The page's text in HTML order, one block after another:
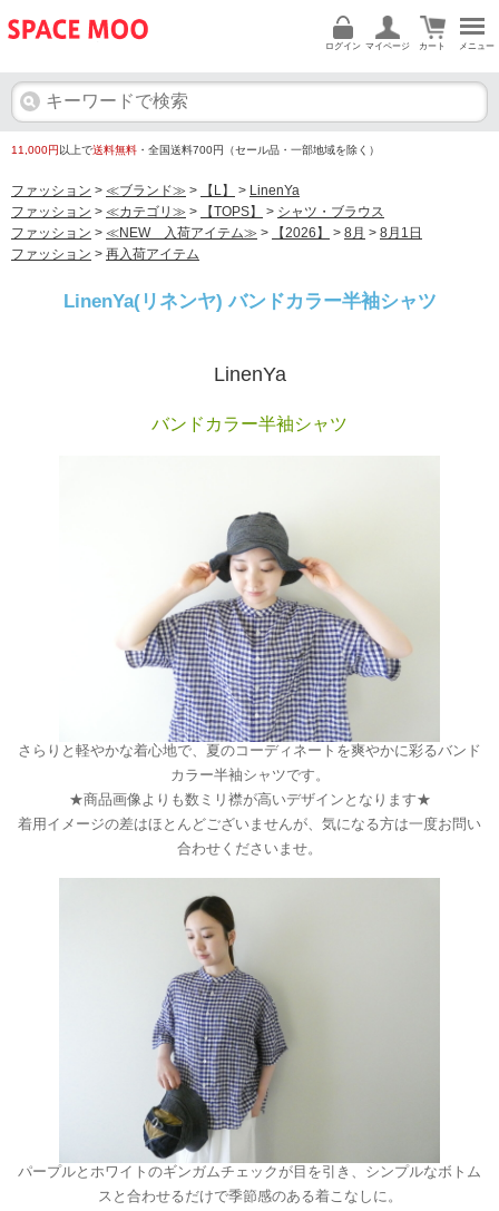
メニュー
カート
マイページ
ログイン
11,000円 以上で送料無料 ・全国送料700円（セール品・一部地域を除く）
ファッション > ≪ブランド≫ > 【L】 > LinenYa
ファッション > ≪カテゴリ≫ > 【TOPS】 > シャツ・ブラウス
ファッション > ≪NEW 入荷アイテム≫ > 【2026】 > 8月 > 8月1日
ファッション > 再入荷アイテム
LinenYa(リネンヤ) バンドカラー半袖シャツ
LinenYa
バンドカラー半袖シャツ
さらりと軽やかな着心地で、夏のコーディネートを爽やかに彩るバンド
カラー半袖シャツです。
★商品画像よりも数ミリ襟が高いデザインとなります★
着用イメージの差はほとんどございませんが、気になる方は一度お問い
合わせくださいませ。
パープルとホワイトのギンガムチェックが目を引き、シンプルなボトム
スと合わせるだけで季節感のある着こなしに。